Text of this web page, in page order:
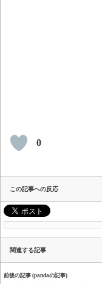
0
この記事への反応
関連する記事
前後の記事 (pandaの記事)